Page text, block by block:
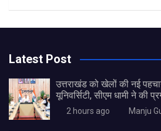
Latest Post
उत्तराखंड को खेलों की नई
यूनिवर्सिटी, सीएम धामी ने की
2 hours ago Manju